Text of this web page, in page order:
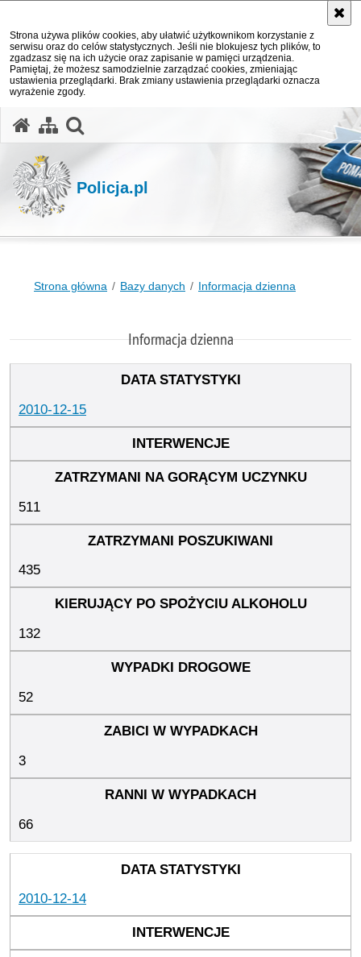
Strona używa plików cookies, aby ułatwić użytkownikom korzystanie z
serwisu oraz do celów statystycznych. Jeśli nie blokujesz tych plików, to
zgadzasz się na ich użycie oraz zapisanie w pamięci urządzenia.
Pamiętaj, że możesz samodzielnie zarządzać cookies, zmieniając
ustawienia przeglądarki. Brak zmiany ustawienia przeglądarki oznacza
wyrażenie zgody.
Policja.pl
Strona główna Bazy danych Informacja dzienna
Informacja dzienna
2010-12-15
511
435
132
52
3
66
2010-12-14